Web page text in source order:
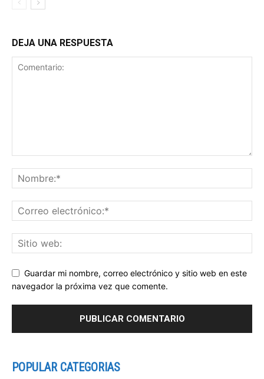
DEJA UNA RESPUESTA
Guardar mi nombre, correo electrónico y sitio web en este
navegador la próxima vez que comente.
POPULAR CATEGORIAS